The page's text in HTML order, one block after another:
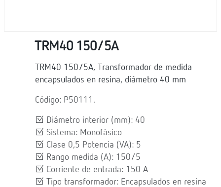
TRM40 150/5A
TRM40 150/5A, Transformador de medida
encapsulados en resina, diámetro 40 mm
Código: P50111.
Diámetro interior (mm): 40
Sistema: Monofásico
Clase 0,5 Potencia (VA): 5
Rango medida (A): 150/5
Corriente de entrada: 150 A
Tipo transformador: Encapsulados en resina